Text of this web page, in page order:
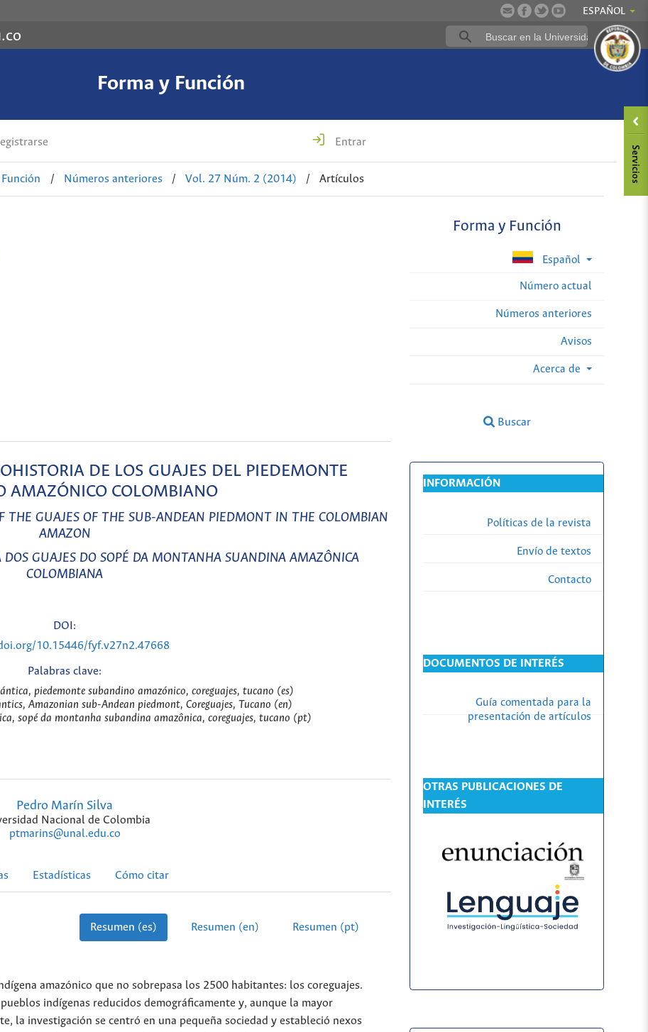
ESPAÑOL
Forma y Función
Entrar
/ Números anteriores / Vol. 27 Núm. 2 (2014) / Artículos
Forma y Función
Español
Número actual
Números anteriores
Avisos
Acerca de
Buscar
DE LOS GUAJES DEL PIEDEMONTE
AMAZÓNICO COLOMBIANO
THE GUAJES OF THE SUB-ANDEAN PIEDMONT IN THE COLOMBIAN
AMAZON
GUAJES DO SOPÉ DA MONTANHA SUANDINA AMAZÔNICA
COLOMBIANA
DOI:
10.15446/fyf.v27n2.47668
Palabras clave:
piedemonte subandino amazónico, coreguajes, tucano (es)
Amazonian sub-Andean piedmont, Coreguajes, Tucano (en)
sopé da montanha subandina amazônica, coreguajes, tucano (pt)
Pedro Marín Silva
Nacional de Colombia
ptmarins@unal.edu.co
Estadísticas Cómo citar
Resumen (es) Resumen (en) Resumen (pt)
amazónico que no sobrepasa los 2500 habitantes: los coreguajes.
indígenas reducidos demográficamente y, aunque la mayor
la investigación se centró en una pequeña sociedad y estableció nexos
INFORMACIÓN
Políticas de la revista
Envío de textos
Contacto
DOCUMENTOS DE INTERÉS
Guía comentada para la
presentación de artículos
OTRAS PUBLICACIONES DE
INTERÉS